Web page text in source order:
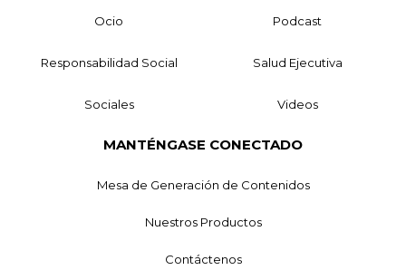
Ocio Podcast
Responsabilidad Social Salud Ejecutiva
Sociales Videos
MANTÉNGASE CONECTADO
Mesa de Generación de Contenidos
Nuestros Productos
Contáctenos